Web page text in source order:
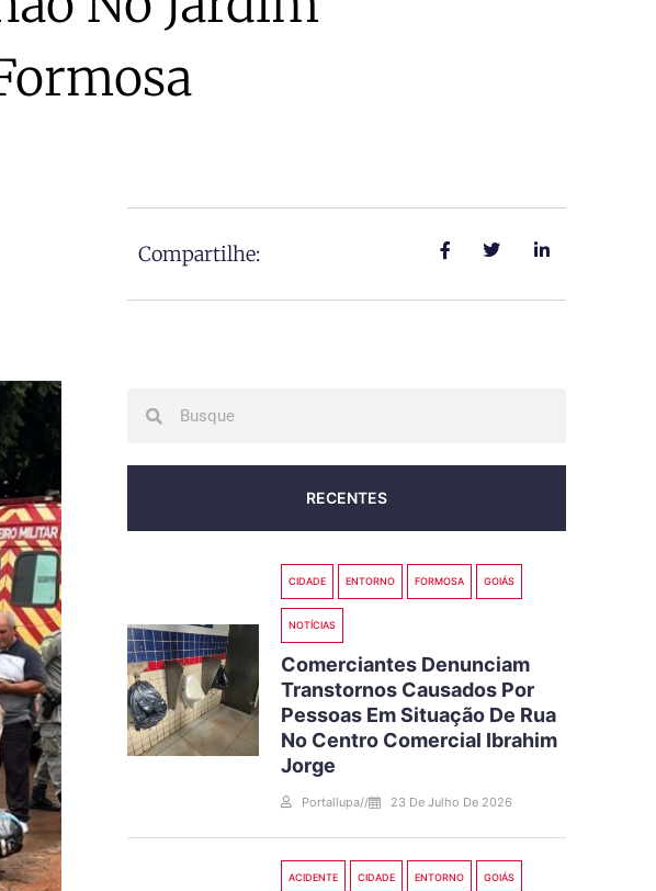
Compartilhe:
RECENTES
CIDADE ENTORNO FORMOSA GOIÁS
NOTÍCIAS
Comerciantes Denunciam
Transtornos Causados Por
Pessoas Em Situação De Rua
No Centro Comercial Ibrahim
Jorge
Portallupa// 23 De Julho De 2026
ACIDENTE CIDADE ENTORNO GOIÁS